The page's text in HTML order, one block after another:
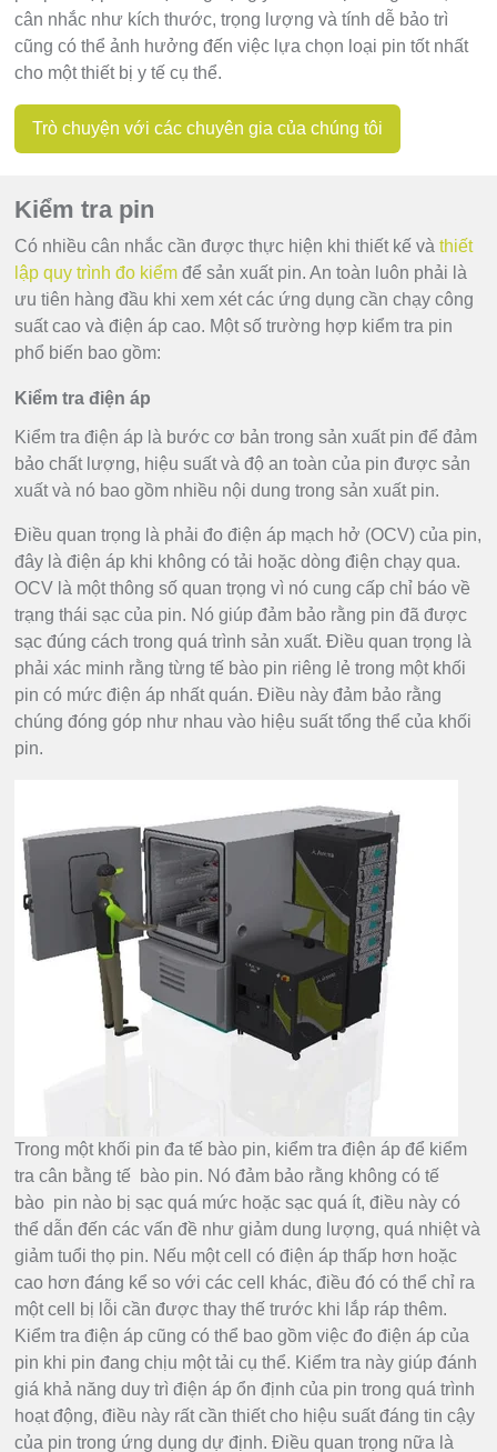
cân nhắc như kích thước, trọng lượng và tính dễ bảo trì
cũng có thể ảnh hưởng đến việc lựa chọn loại pin tốt nhất
cho một thiết bị y tế cụ thể.
Trò chuyện với các chuyên gia của chúng tôi
Kiểm tra pin
Có nhiều cân nhắc cần được thực hiện khi thiết kế và thiết
lập quy trình đo kiểm để sản xuất pin. An toàn luôn phải là
ưu tiên hàng đầu khi xem xét các ứng dụng cần chạy công
suất cao và điện áp cao. Một số trường hợp kiểm tra pin
phổ biến bao gồm:
Kiểm tra điện áp
Kiểm tra điện áp là bước cơ bản trong sản xuất pin để đảm
bảo chất lượng, hiệu suất và độ an toàn của pin được sản
xuất và nó bao gồm nhiều nội dung trong sản xuất pin.
Điều quan trọng là phải đo điện áp mạch hở (OCV) của pin,
đây là điện áp khi không có tải hoặc dòng điện chạy qua.
OCV là một thông số quan trọng vì nó cung cấp chỉ báo về
trạng thái sạc của pin. Nó giúp đảm bảo rằng pin đã được
sạc đúng cách trong quá trình sản xuất. Điều quan trọng là
phải xác minh rằng từng tế bào pin riêng lẻ trong một khối
pin có mức điện áp nhất quán. Điều này đảm bảo rằng
chúng đóng góp như nhau vào hiệu suất tổng thể của khối
pin.
Trong một khối pin đa tế bào pin, kiểm tra điện áp để kiểm
tra cân bằng tế bào pin. Nó đảm bảo rằng không có tế
bào pin nào bị sạc quá mức hoặc sạc quá ít, điều này có
thể dẫn đến các vấn đề như giảm dung lượng, quá nhiệt và
giảm tuổi thọ pin. Nếu một cell có điện áp thấp hơn hoặc
cao hơn đáng kể so với các cell khác, điều đó có thể chỉ ra
một cell bị lỗi cần được thay thế trước khi lắp ráp thêm.
Kiểm tra điện áp cũng có thể bao gồm việc đo điện áp của
pin khi pin đang chịu một tải cụ thể. Kiểm tra này giúp đánh
giá khả năng duy trì điện áp ổn định của pin trong quá trình
hoạt động, điều này rất cần thiết cho hiệu suất đáng tin cậy
của pin trong ứng dụng dự định. Điều quan trọng nữa là